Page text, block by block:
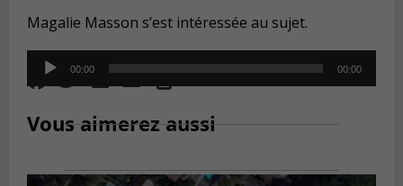
Magalie Masson s’est intéressée au sujet.
Audio
Player
00:00 00:00
Vous aimerez aussi